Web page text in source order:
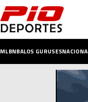
MLBNBALOS GURUSES